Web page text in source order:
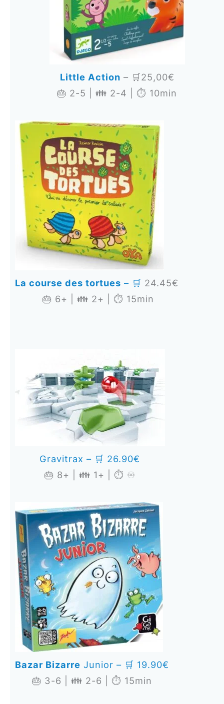
Little Action – 🛒25,00€
🎂 2-5 | 👪 2-4 | ⏱️ 10min
La course des tortues – 🛒 24.45€
🎂 6+ | 👪 2+ | ⏱️ 15min
Gravitrax – 🛒 26.90€
🎂 8+ | 👪 1+ | ⏱️ ♾️
Bazar Bizarre Junior – 🛒 19.90€
🎂 3-6 | 👪 2-6 | ⏱️ 15min